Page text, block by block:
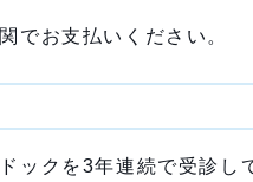
でお支払いください。
ックを3年連続で受診し